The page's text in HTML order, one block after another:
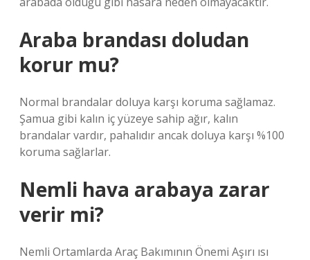
Araba brandası doludan
korur mu?
Normal brandalar doluya karşı koruma sağlamaz.
Şamua gibi kalın iç yüzeye sahip ağır, kalın
brandalar vardır, pahalıdır ancak doluya karşı %100
koruma sağlarlar.
Nemli hava arabaya zarar
verir mi?
Nemli Ortamlarda Araç Bakımının Önemi Aşırı ısı